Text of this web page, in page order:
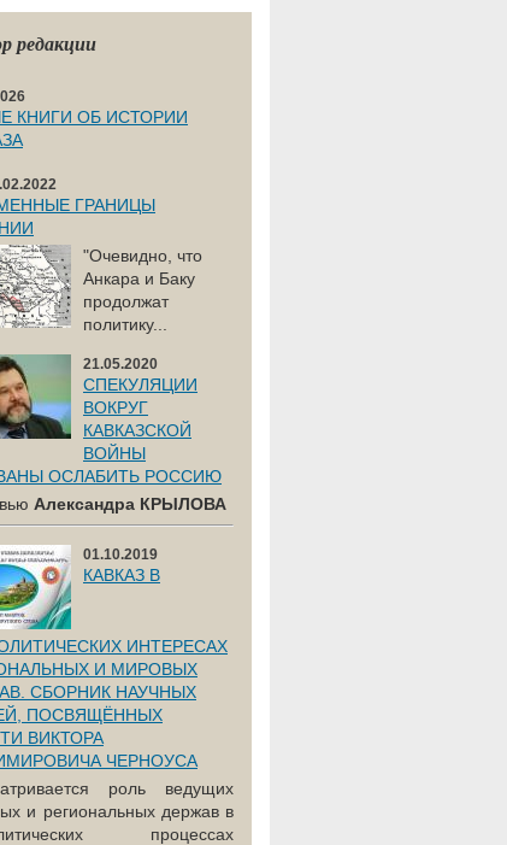
редакции
КНИГИ ОБ ИСТОРИИ
ГРАНИЦЫ
"Очевидно, что
Анкара и Баку
продолжат
политику...
21.05.2020
СПЕКУЛЯЦИИ
ВОКРУГ
КАВКАЗСКОЙ
ВОЙНЫ
ОСЛАБИТЬ РОССИЮ
Александра КРЫЛОВА
01.10.2019
КАВКАЗ В
ИНТЕРЕСАХ
И МИРОВЫХ
СБОРНИК НАУЧНЫХ
ПОСВЯЩЁННЫХ
ВИКТОРА
ЧЕРНОУСА
роль ведущих
и региональных держав в
процессах